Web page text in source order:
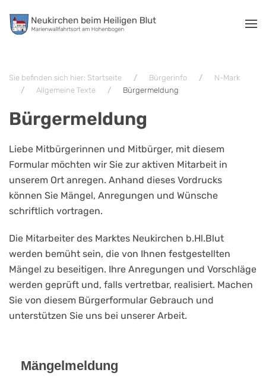
Zum Hauptinhalt springen
Sie befinden sich hier: Startseite Bürgerinfo
N-Mark
Allgemeine Texte
Bürgermeldung
Bürgermeldung
Liebe Mitbürgerinnen und Mitbürger, mit diesem
Formular möchten wir Sie zur aktiven Mitarbeit in
unserem Ort anregen. Anhand dieses Vordrucks
können Sie Mängel, Anregungen und Wünsche
schriftlich vortragen.
Die Mitarbeiter des Marktes Neukirchen b.Hl.Blut
werden bemüht sein, die von Ihnen festgestellten
Mängel zu beseitigen. Ihre Anregungen und Vorschläge
werden geprüft und, falls vertretbar, realisiert. Machen
Sie von diesem Bürgerformular Gebrauch und
unterstützen Sie uns bei unserer Arbeit.
Mängelmeldung